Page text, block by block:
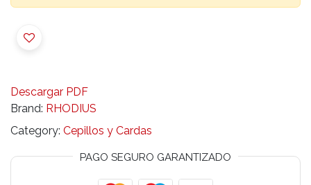
Descargar PDF
Brand: RHODIUS
Category: Cepillos y Cardas
PAGO SEGURO GARANTIZADO